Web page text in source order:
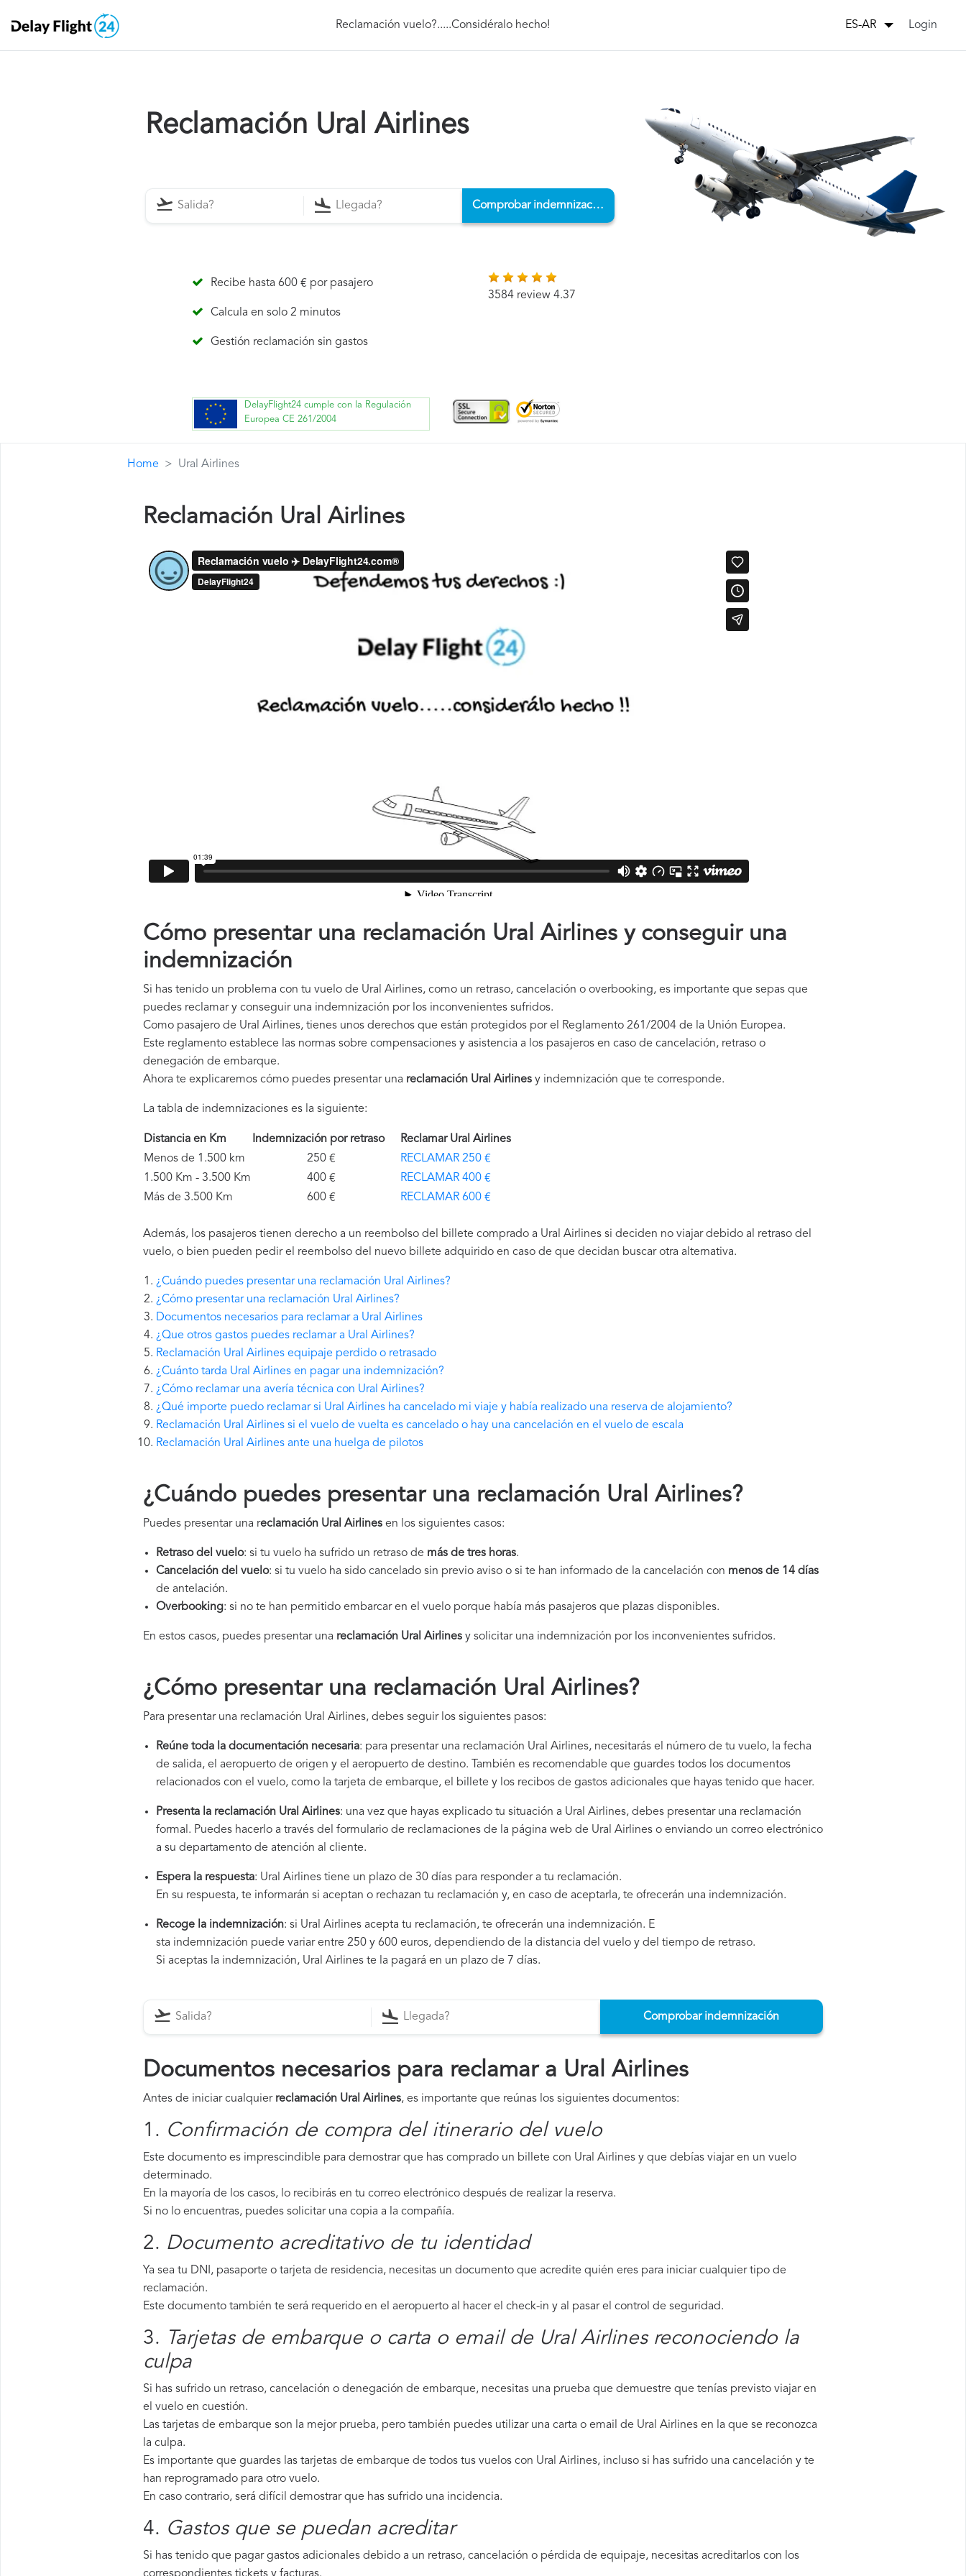
Reclamación vuelo?.....Considéralo hecho! ES-AR Login
Reclamación Ural Airlines
Comprobar indemnización
Recibe hasta 600 € por pasajero
Calcula en solo 2 minutos
Gestión reclamación sin gastos
3584 review 4.37
DelayFlight24 cumple con la Regulación
Europea CE 261/2004
Home Ural Airlines
Reclamación Ural Airlines
Cómo presentar una reclamación Ural Airlines y conseguir una
indemnización
Si has tenido un problema con tu vuelo de Ural Airlines, como un retraso, cancelación o overbooking, es importante que sepas que
puedes reclamar y conseguir una indemnización por los inconvenientes sufridos.
Como pasajero de Ural Airlines, tienes unos derechos que están protegidos por el Reglamento 261/2004 de la Unión Europea.
Este reglamento establece las normas sobre compensaciones y asistencia a los pasajeros en caso de cancelación, retraso o
denegación de embarque.
Ahora te explicaremos cómo puedes presentar una reclamación Ural Airlines y indemnización que te corresponde.
La tabla de indemnizaciones es la siguiente:
Distancia en Km Indemnización por retraso
Reclamar Ural Airlines
Menos de 1.500 km
250 €
RECLAMAR 250 €
1.500 Km - 3.500 Km
400 €
RECLAMAR 400 €
Más de 3.500 Km
600 € RECLAMAR 600 €
Además, los pasajeros tienen derecho a un reembolso del billete comprado a Ural Airlines si deciden no viajar debido al retraso del
vuelo, o bien pueden pedir el reembolso del nuevo billete adquirido en caso de que decidan buscar otra alternativa.
¿Cuándo puedes presentar una reclamación Ural Airlines?
¿Cómo presentar una reclamación Ural Airlines?
Documentos necesarios para reclamar a Ural Airlines
¿Que otros gastos puedes reclamar a Ural Airlines?
Reclamación Ural Airlines equipaje perdido o retrasado
¿Cuánto tarda Ural Airlines en pagar una indemnización?
¿Cómo reclamar una avería técnica con Ural Airlines?
¿Qué importe puedo reclamar si Ural Airlines ha cancelado mi viaje y había realizado una reserva de alojamiento?
Reclamación Ural Airlines si el vuelo de vuelta es cancelado o hay una cancelación en el vuelo de escala
Reclamación Ural Airlines ante una huelga de pilotos
¿Cuándo puedes presentar una reclamación Ural Airlines?
Puedes presentar una reclamación Ural Airlines en los siguientes casos:
Retraso del vuelo: si tu vuelo ha sufrido un retraso de más de tres horas.
Cancelación del vuelo: si tu vuelo ha sido cancelado sin previo aviso o si te han informado de la cancelación con menos de 14 días
de antelación.
Overbooking: si no te han permitido embarcar en el vuelo porque había más pasajeros que plazas disponibles.
En estos casos, puedes presentar una reclamación Ural Airlines​ y solicitar una indemnización por los inconvenientes sufridos.
¿Cómo presentar una reclamación Ural Airlines?
Para presentar una reclamación Ural Airlines, debes seguir los siguientes pasos:
Reúne toda la documentación necesaria: para presentar una reclamación Ural Airlines, necesitarás el número de tu vuelo, la fecha
de salida, el aeropuerto de origen y el aeropuerto de destino. También es recomendable que guardes todos los documentos
relacionados con el vuelo, como la tarjeta de embarque, el billete y los recibos de gastos adicionales que hayas tenido que hacer.
Presenta la reclamación Ural Airlines: una vez que hayas explicado tu situación a Ural Airlines, debes presentar una reclamación
formal. Puedes hacerlo a través del formulario de reclamaciones de la página web de Ural Airlines o enviando un correo electrónico
a su departamento de atención al cliente.
Espera la respuesta: Ural Airlines tiene un plazo de 30 días para responder a tu reclamación.
En su respuesta, te informarán si aceptan o rechazan tu reclamación y, en caso de aceptarla, te ofrecerán una indemnización.
Recoge la indemnización: si Ural Airlines acepta tu reclamación, te ofrecerán una indemnización. E
sta indemnización puede variar entre 250 y 600 euros, dependiendo de la distancia del vuelo y del tiempo de retraso.
Si aceptas la indemnización, Ural Airlines te la pagará en un plazo de 7 días.
Comprobar indemnización
Documentos necesarios para reclamar a Ural Airlines
Antes de iniciar cualquier reclamación Ural Airlines, es importante que reúnas los siguientes documentos:
1. Confirmación de compra del itinerario del vuelo
Este documento es imprescindible para demostrar que has comprado un billete con Ural Airlines y que debías viajar en un vuelo
determinado.
En la mayoría de los casos, lo recibirás en tu correo electrónico después de realizar la reserva.
Si no lo encuentras, puedes solicitar una copia a la compañía.
2. Documento acreditativo de tu identidad
Ya sea tu DNI, pasaporte o tarjeta de residencia, necesitas un documento que acredite quién eres para iniciar cualquier tipo de
reclamación.
Este documento también te será requerido en el aeropuerto al hacer el check-in y al pasar el control de seguridad.
3.
Tarjetas de embarque o carta o email de Ural Airlines reconociendo la
culpa
Si has sufrido un retraso, cancelación o denegación de embarque, necesitas una prueba que demuestre que tenías previsto viajar en
el vuelo en cuestión.
Las tarjetas de embarque son la mejor prueba, pero también puedes utilizar una carta o email de Ural Airlines en la que se reconozca
la culpa.
Es importante que guardes las tarjetas de embarque de todos tus vuelos con Ural Airlines, incluso si has sufrido una cancelación y te
han reprogramado para otro vuelo.
En caso contrario, será difícil demostrar que has sufrido una incidencia.
4. Gastos que se puedan acreditar
Si has tenido que pagar gastos adicionales debido a un retraso, cancelación o pérdida de equipaje, necesitas acreditarlos con los